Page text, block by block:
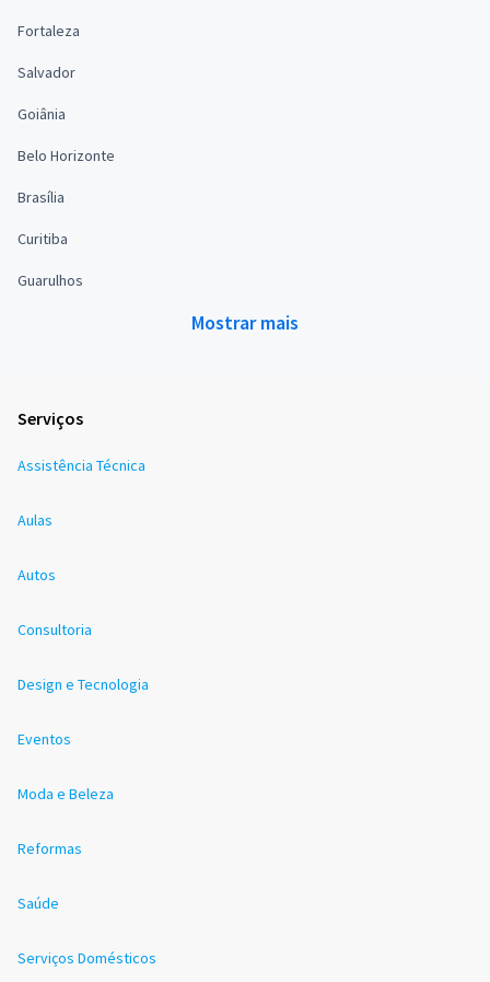
Fortaleza
Salvador
Goiânia
Belo Horizonte
Brasília
Curitiba
Guarulhos
Mostrar mais
Serviços
Assistência Técnica
Aulas
Autos
Consultoria
Design e Tecnologia
Eventos
Moda e Beleza
Reformas
Saúde
Serviços Domésticos